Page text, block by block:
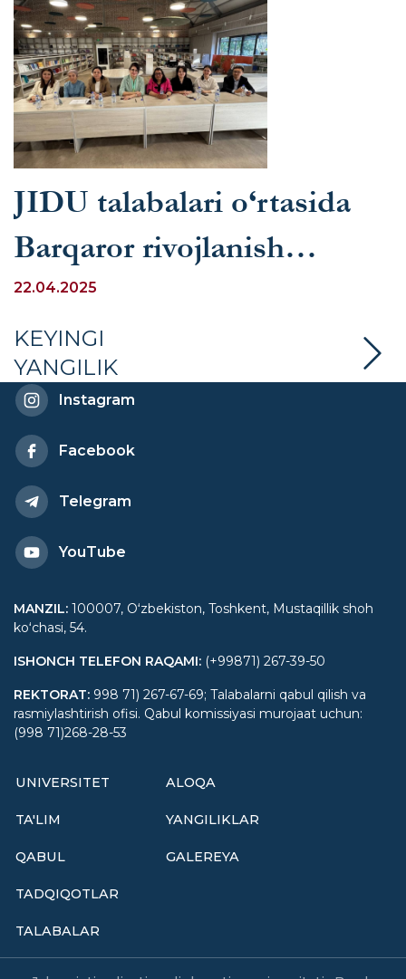
JIDU talabalari o‘rtasida
Barqaror rivojlanish
maqsadlariga
bag‘ishlangan olimpiada
o‘tkazildi
22.04.2025
KEYINGI
YANGILIK
Instagram
Facebook
Telegram
YouTube
MANZIL: 100007, Oʻzbekiston, Toshkent, Mustaqillik shoh
koʻchasi, 54.
ISHONCH TELEFON RAQAMI: (+99871) 267-39-50
REKTORAT: 998 71) 267-67-69; Talabalarni qabul qilish va
rasmiylashtirish ofisi. Qabul komissiyasi murojaat uchun:
(998 71)268-28-53
UNIVERSITET
TA'LIM
QABUL
TADQIQOTLAR
TALABALAR
ALOQA
YANGILIKLAR
GALEREYA